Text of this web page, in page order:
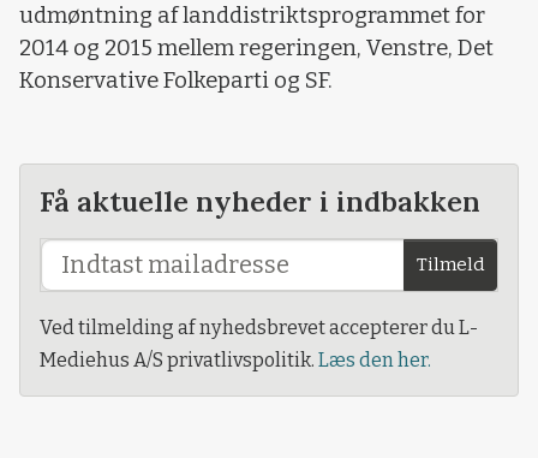
udmøntning af landdistriktsprogrammet for
2014 og 2015 mellem regeringen, Venstre, Det
Konservative Folkeparti og SF.
Få aktuelle nyheder i indbakken
Tilmeld
Ved tilmelding af nyhedsbrevet accepterer du L-
Mediehus A/S privatlivspolitik. Læs den her.